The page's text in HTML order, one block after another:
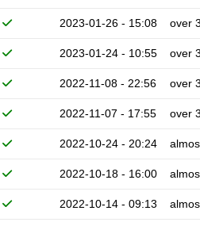
2023-01-26 - 15:08 over
2023-01-24 - 10:55 over
2022-11-08 - 22:56 over
2022-11-07 - 17:55 over
2022-10-24 - 20:24
2022-10-18 - 16:00
2022-10-14 - 09:13